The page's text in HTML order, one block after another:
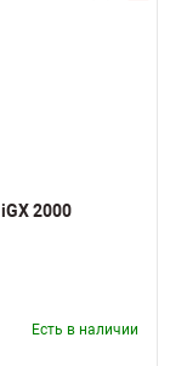
2000
Есть в наличии